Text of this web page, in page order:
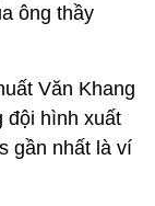
ông thầy
Văn Khang
đội hình xuất
gần nhất là ví